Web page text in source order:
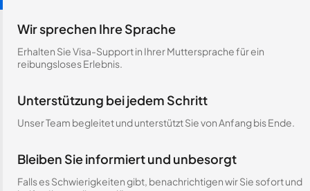
Wir sprechen Ihre Sprache
Erhalten Sie Visa-Support in Ihrer Muttersprache für ein
reibungsloses Erlebnis.
Unterstützung bei jedem Schritt
Unser Team begleitet und unterstützt Sie von Anfang bis Ende.
Bleiben Sie informiert und unbesorgt
Falls es Schwierigkeiten gibt, benachrichtigen wir Sie sofort und